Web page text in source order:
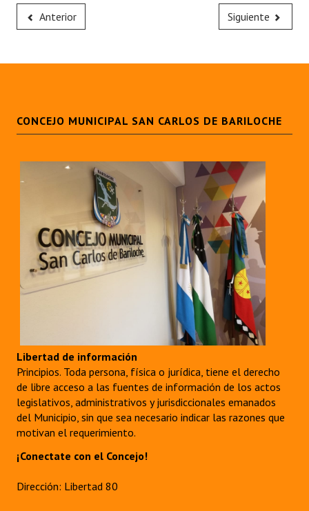
Anterior Siguiente
CONCEJO MUNICIPAL SAN CARLOS DE BARILOCHE
Libertad de información
Principios. Toda persona, física o jurídica, tiene el derecho
de libre acceso a las fuentes de información de los actos
legislativos, administrativos y jurisdiccionales emanados
del Municipio, sin que sea necesario indicar las razones que
motivan el requerimiento.
¡Conectate con el Concejo!
Dirección: Libertad 80